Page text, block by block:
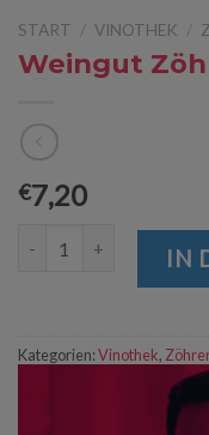
START / VINOTHEK /
Weingut
€7,20
Weingut Zöhrer Sand 1
IN
Kategorien:Vinothek,